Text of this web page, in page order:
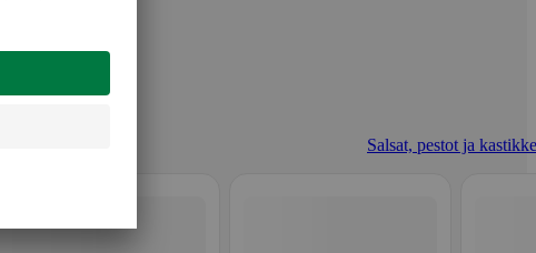
Salsat, pestot ja